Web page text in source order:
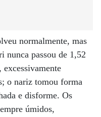
normalmente, mas
nunca passou de 1,52
o nariz tomou forma
e disforme. Os
úmidos,